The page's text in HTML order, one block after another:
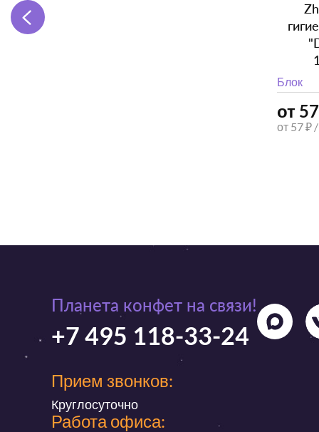
Блок
от 57
от 57 ₽
Планета конфет на связи!
+7 495 118-33-24
Прием звонков:
Круглосуточно
Работа офиса: